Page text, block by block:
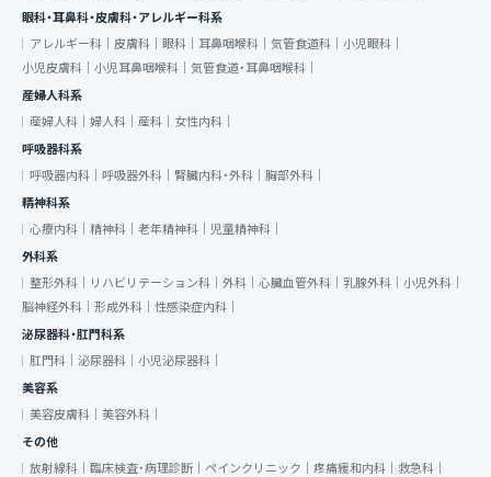
眼科・耳鼻科・皮膚科・アレルギー科系
アレルギー科｜ 皮膚科｜ 眼科｜ 耳鼻咽喉科｜ 気管食道科｜ 小児眼科｜
小児皮膚科｜ 小児耳鼻咽喉科｜ 気管食道・耳鼻咽喉科｜
産婦人科系
産婦人科｜ 婦人科｜ 産科｜ 女性内科｜
呼吸器科系
呼吸器内科｜ 呼吸器外科｜ 腎臓内科・外科｜ 胸部外科｜
精神科系
心療内科｜ 精神科｜ 老年精神科｜ 児童精神科｜
外科系
整形外科｜
リハビリテーション科｜ 外科｜ 心臓血管外科｜ 乳腺外科｜ 小児外科｜
脳神経外科｜ 形成外科｜ 性感染症内科｜
泌尿器科・肛門科系
肛門科｜ 泌尿器科｜ 小児泌尿器科｜
美容系
美容皮膚科｜ 美容外科｜
その他
放射線科｜ 臨床検査・病理診断｜ ペインクリニック｜ 疼痛緩和内科｜ 救急科｜